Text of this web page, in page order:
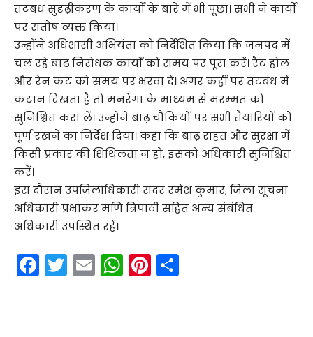
तटबंध सुदृढ़ीकरण के कार्यों के बारे में भी पूछा। सभी ने कार्यों
पर संतोष व्यक्त किया।
उन्होंने अधिशासी अभियंता को निर्देशित किया कि जनपद में
चल रहे बाढ़ निरोधक कार्यों को समय पर पूरा करें। रैट होल
और रेन कट को समय पर भरवा दें। अगर कहीं पर तटबंध में
कटान दिखता है तो मनरेगा के माध्यम से मरम्मत को
सुनिश्चित करा लें। उन्होंने बाढ़ चौकियों पर सभी तैयारियों को
पूर्ण रखने का निर्देश दिया। कहा कि बाढ़ राहत और सुरक्षा में
किसी प्रकार की शिथिलता न हो, इसको अधिकारी सुनिश्चित
करें।
इस दौरान उपजिलाधिकारी सदर रमेश कुमार, जिला सूचना
अधिकारी प्रभाकर मणि त्रिपाठी सहित अन्य संबंधित
अधिकारी उपस्थित रहें।
F
a
T
w
E
m
W
h
Pi
nt